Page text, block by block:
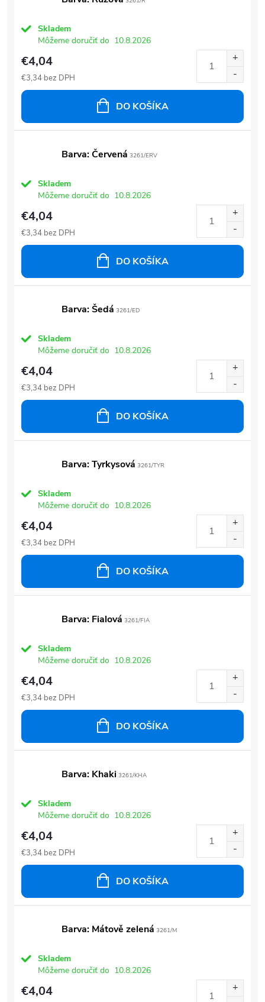
Skladem
Môžeme doručiť do 10.8.2026
€4,04
€3,34 bez DPH
DO KOŠÍKA
Barva: Červená 3261/ERV
Skladem
Môžeme doručiť do 10.8.2026
€4,04
€3,34 bez DPH
DO KOŠÍKA
Barva: Šedá 3261/ED
Skladem
Môžeme doručiť do 10.8.2026
€4,04
€3,34 bez DPH
DO KOŠÍKA
Barva: Tyrkysová 3261/TYR
Skladem
Môžeme doručiť do 10.8.2026
€4,04
€3,34 bez DPH
DO KOŠÍKA
Barva: Fialová 3261/FIA
Skladem
Môžeme doručiť do 10.8.2026
€4,04
€3,34 bez DPH
DO KOŠÍKA
Barva: Khaki 3261/KHA
Skladem
Môžeme doručiť do 10.8.2026
€4,04
€3,34 bez DPH
DO KOŠÍKA
Barva: Mátově zelená 3261/M
Skladem
Môžeme doručiť do 10.8.2026
€4,04